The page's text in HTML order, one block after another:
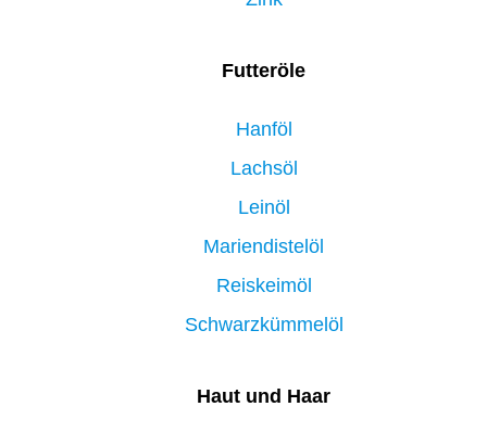
Futteröle
Hanföl
Lachsöl
Leinöl
Mariendistelöl
Reiskeimöl
Schwarzkümmelöl
Haut und Haar